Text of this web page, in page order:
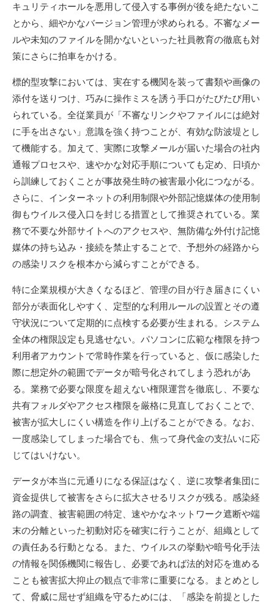
キュリティホールを悪用して侵入する事例が後を絶たないこ
とから、細やかなバージョン管理が求められる。不審なメー
ルや未知のファイルを開かないといった社員教育の徹底も対
策にさらに拍車をかける。
標的型攻撃においては、実在する機関を装って書類や画像の
添付を送りつけ、巧みに操作ミスを誘う手口がたびたび用い
られている。全従業員が「不審なリンクやファイルには絶対
に手を出さない」意識を強く持つことが、有効な防波堤とし
て機能する。加えて、実際に攻撃メールが届いた場合の社内
通報プロセスや、速やかな対応手順についても定め、日頃か
ら訓練しておくことが事故発生時の被害最小化につながる。
さらに、インターネットの利用制限や外部記憶媒体の使用制
御もウイルス侵入口を封じる措置として推奨されている。業
務で不要な外部サイトへのアクセスや、無防備な外付け記憶
媒体の持ち込み・接続を禁止することで、予想外の経路から
の感染リスクを根本から減らすことができる。
特に企業規模が大きくなるほど、管理の目が行き届きにくい
部分が表面化しやすく、定型的な利用ルールの設置とその遵
守状況について定期的に点検する必要が生まれる。システム
全体の権限設定も見逃せない。パソコンに広範な権限を持つ
利用者アカウントで常時作業を行っていると、仮に感染した
際に想定外の範囲でデータが暗号化されてしまう恐れがあ
る。業務で必要な限度を超えない権限運営を徹底し、不要な
共有フォルダやアクセス権限を厳格に見直しておくことで、
被害が拡大しにくい構造を作り上げることができる。なお、
一度感染してしまった場合でも、焦って身代金の支払いに応
じてはいけない。
データが本当に元通りになる保証はなく、逆に攻撃者集団に
資金提供して被害をさらに拡大させるリスクが残る。感染経
路の調査、被害範囲の特定、速やかなネットワーク遮断や端
末の分離といった初動対応を確実に行うことが、組織として
の責任ある行動となる。また、ウイルスの挙動や暗号化手法
の情報を関係機関に報告し、必要であれば法的対応を進める
ことも被害拡大抑止の観点で非常に重要になる。まとめとし
て、脅威に屈せず組織を守るためには、「感染を前提とした